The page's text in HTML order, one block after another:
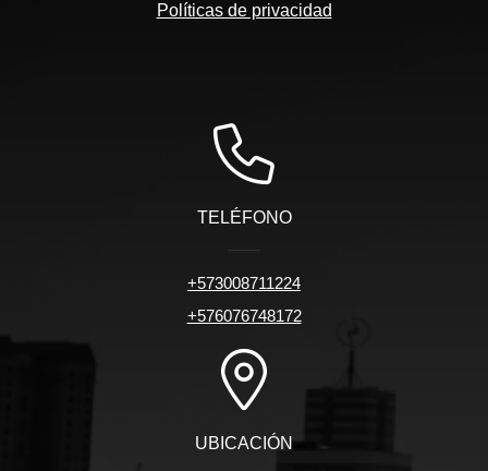
Políticas de privacidad
TELÉFONO
+573008711224
+576076748172
UBICACIÓN